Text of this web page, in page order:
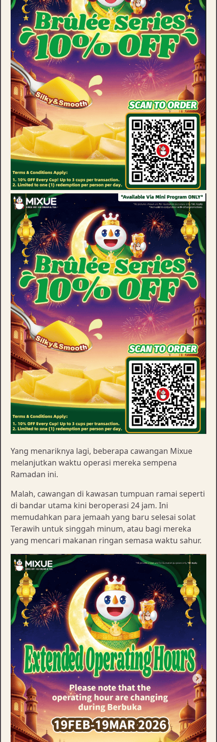
Yang menariknya lagi, beberapa cawangan Mixue
melanjutkan waktu operasi mereka sempena
Ramadan ini.
Malah, cawangan di kawasan tumpuan ramai seperti
di bandar utama kini beroperasi 24 jam. Ini
memudahkan para jemaah yang baru selesai solat
Terawih untuk singgah minum, atau bagi mereka
yang mencari makanan ringan semasa waktu sahur.